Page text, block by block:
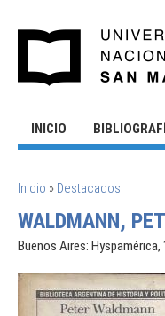
INICIO
SE ENCUENTRA USTED
Inicio » Destacados
WALDMANN,
Buenos Aires: Hyspamérica,